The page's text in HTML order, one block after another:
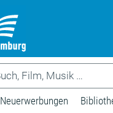
Neuerwerbungen